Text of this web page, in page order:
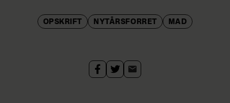
OPSKRIFT NYTÅRSFORRET MAD